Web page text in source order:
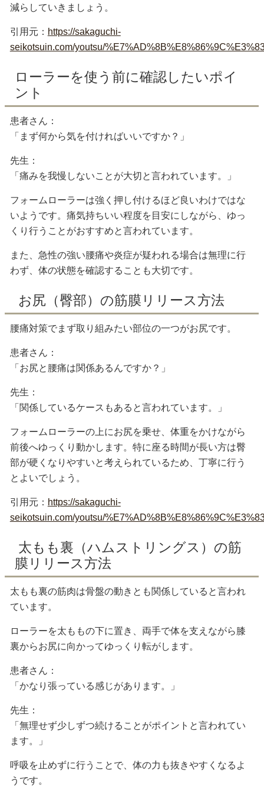
減らしていきましょう。
引用元： https://sakaguchi-
seikotsuin.com/youtsu/
ローラーを使う前に確認したいポイ
ント
患者さん：
「まず何から気を付ければいいですか？」
先生：
「痛みを我慢しないことが大切と言われています。」
フォームローラーは強く押し付けるほど良いわけではな
いようです。痛気持ちいい程度を目安にしながら、ゆっ
くり行うことがおすすめと言われています。
また、急性の強い腰痛や炎症が疑われる場合は無理に行
わず、体の状態を確認することも大切です。
お尻（臀部）の筋膜リリース方法
腰痛対策でまず取り組みたい部位の一つがお尻です。
患者さん：
「お尻と腰痛は関係あるんですか？」
先生：
「関係しているケースもあると言われています。」
フォームローラーの上にお尻を乗せ、体重をかけながら
前後へゆっくり動かします。特に座る時間が長い方は臀
部が硬くなりやすいと考えられているため、丁寧に行う
とよいでしょう。
引用元： https://sakaguchi-
seikotsuin.com/youtsu/
太もも裏（ハムストリングス）の筋
膜リリース方法
太もも裏の筋肉は骨盤の動きとも関係していると言われ
ています。
ローラーを太ももの下に置き、両手で体を支えながら膝
裏からお尻に向かってゆっくり転がします。
患者さん：
「かなり張っている感じがあります。」
先生：
「無理せず少しずつ続けることがポイントと言われてい
ます。」
呼吸を止めずに行うことで、体の力も抜きやすくなるよ
うです。